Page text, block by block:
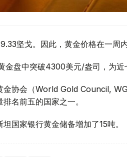
坚戈。因此，黄金价格在一周
金盘中突破4300美元/盎司，为近
金协会（World Gold Council,
名前五的国家之一。
国家银行黄金储备增加了15吨。